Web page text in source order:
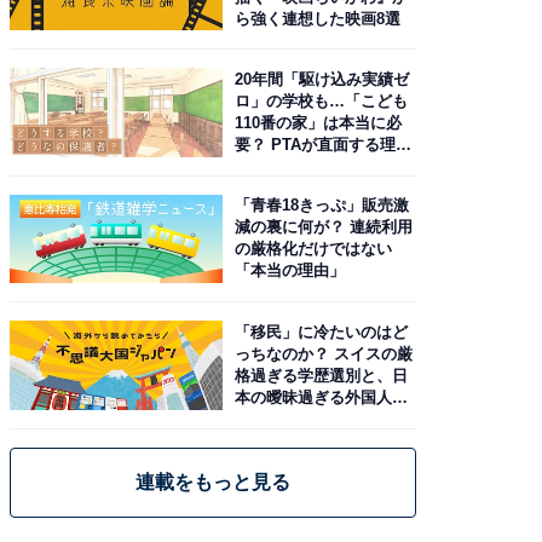
ら強く連想した映画8選
20年間「駆け込み実績ゼ
ロ」の学校も…「こども
110番の家」は本当に必
要？ PTAが直面する理想
「青春18きっぷ」販売激
減の裏に何が？ 連続利用
の厳格化だけではない
「本当の理由」
「移民」に冷たいのはど
っちなのか？ スイスの厳
格過ぎる学歴選別と、日
本の曖昧過ぎる外国人政
連載をもっと見る